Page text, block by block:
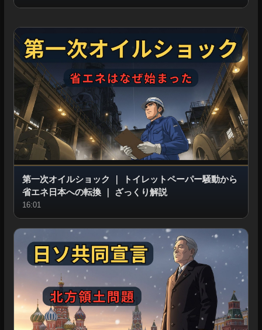
第一次オイルショック ｜
トイレットペーパー騒動から
省エネ日本への転換｜ ざっくり解説
16:01